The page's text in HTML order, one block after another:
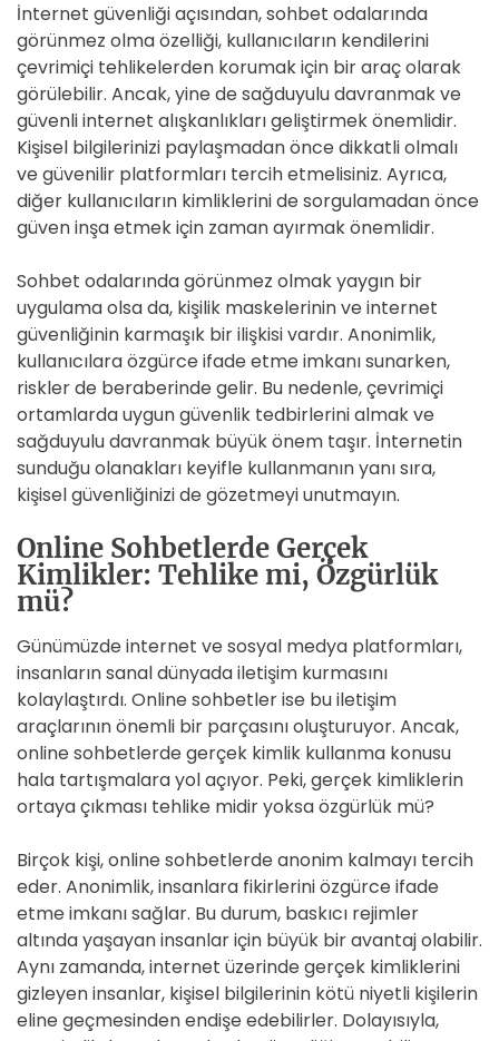
İnternet güvenliği açısından, sohbet odalarında
görünmez olma özelliği, kullanıcıların kendilerini
çevrimiçi tehlikelerden korumak için bir araç olarak
görülebilir. Ancak, yine de sağduyulu davranmak ve
güvenli internet alışkanlıkları geliştirmek önemlidir.
Kişisel bilgilerinizi paylaşmadan önce dikkatli olmalı
ve güvenilir platformları tercih etmelisiniz. Ayrıca,
diğer kullanıcıların kimliklerini de sorgulamadan önce
güven inşa etmek için zaman ayırmak önemlidir.
Sohbet odalarında görünmez olmak yaygın bir
uygulama olsa da, kişilik maskelerinin ve internet
güvenliğinin karmaşık bir ilişkisi vardır. Anonimlik,
kullanıcılara özgürce ifade etme imkanı sunarken,
riskler de beraberinde gelir. Bu nedenle, çevrimiçi
ortamlarda uygun güvenlik tedbirlerini almak ve
sağduyulu davranmak büyük önem taşır. İnternetin
sunduğu olanakları keyifle kullanmanın yanı sıra,
kişisel güvenliğinizi de gözetmeyi unutmayın.
Online Sohbetlerde Gerçek
Kimlikler: Tehlike mi, Özgürlük
mü?
Günümüzde internet ve sosyal medya platformları,
insanların sanal dünyada iletişim kurmasını
kolaylaştırdı. Online sohbetler ise bu iletişim
araçlarının önemli bir parçasını oluşturuyor. Ancak,
online sohbetlerde gerçek kimlik kullanma konusu
hala tartışmalara yol açıyor. Peki, gerçek kimliklerin
ortaya çıkması tehlike midir yoksa özgürlük mü?
Birçok kişi, online sohbetlerde anonim kalmayı tercih
eder. Anonimlik, insanlara fikirlerini özgürce ifade
etme imkanı sağlar. Bu durum, baskıcı rejimler
altında yaşayan insanlar için büyük bir avantaj olabilir.
Aynı zamanda, internet üzerinde gerçek kimliklerini
gizleyen insanlar, kişisel bilgilerinin kötü niyetli kişilerin
eline geçmesinden endişe edebilirler. Dolayısıyla,